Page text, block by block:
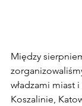
Między
władzami miast
Koszalinie,